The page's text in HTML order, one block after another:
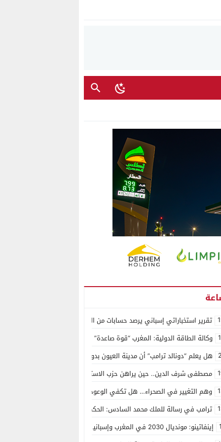
تقرير استخباراتي إسباني يرصد حسابات من الجزائر وأرقاما بـ”213+” ضمن حملة رقمية منظمة حرّضت على اقتحام سبتة
وكالة الطاقة الدولية: المغرب “قوة صاعدة” في سوق المعادن الاستراتيجية
هل يعلم “دونالد ترامب” أن مدينة العيون بدون ماء؟
مصطفى شرف الدين.. حين يراهن حزب الاستقلال على الكفاءة ويمنح الشباب
وهم التغيير في الصحراء… هل تكفي الوعود الفارغة لصناعة الواقع؟
ترامب في رسالة للملك محمد السادس: الحكم الذاتي هو الأساس الوحيد لحل
إينفاتينو: مونديال 2030 في المغرب وإسبانيا والبرتغال سيكون “الأجمل في التاريخ”